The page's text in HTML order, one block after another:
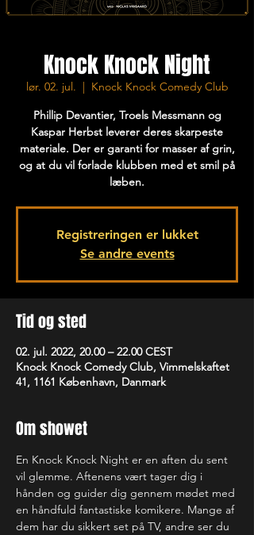
Knock Knock Night
lør. 02. jul.
  |
Knock Knock Comedy Club
Phillip Devantier, Troels Messmann og
Kaspar Herbst leverer deres skarpeste
materiale. Der er garanti for masser af grin,
og at du vil forlade klubben med et smil på
læben.
Registreringen er lukket
Se andre events
Tid og sted
02. jul. 2022, 20.00 – 22.00 CEST
Knock Knock Comedy Club, Vimmelskaftet
41, 1161 København, Danmark
Om showet
En Knock Knock Night er en aften du sent
vil glemme. Aftenens vært tager dig i
hånden og guider dig gennem mødet med
en håndfuld fantastiske komikere. Mange af
dem har du sikkert set på TV, andre ser du